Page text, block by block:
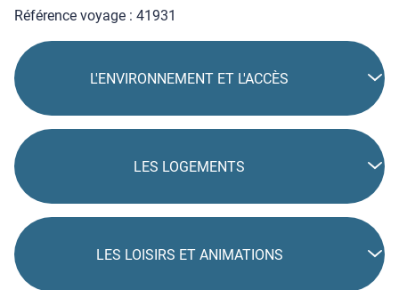
Référence voyage : 41931
L'ENVIRONNEMENT ET L'ACCÈS
LES LOGEMENTS
LES LOISIRS ET ANIMATIONS